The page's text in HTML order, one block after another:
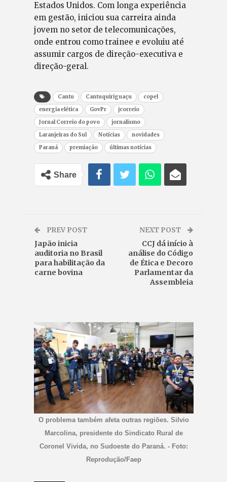
Estados Unidos. Com longa experiência
em gestão, iniciou sua carreira ainda
jovem no setor de telecomunicações,
onde entrou como trainee e evoluiu até
assumir cargos de direção-executiva e
direção-geral.
Cantu Cantuquiriguaçu
copel
energia elética
GovPr
jcorreio
Jornal Correio do povo
jornalismo
Laranjeiras do Sul
Notícias
novidades
Paraná
premiação últimas notícias
Share
PREV POST
Japão inicia
auditoria no Brasil
para habilitação da
carne bovina
NEXT POST
CCJ dá início à
análise do Código
de Ética e Decoro
Parlamentar da
Assembleia
O problema também afeta outras regiões. Silvio
Marcolina, presidente do Sindicato Rural de
Coronel Vivida, no Sudoeste do Paraná. - Foto:
Reprodução/Faep